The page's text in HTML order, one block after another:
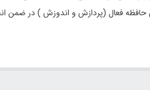
فعال (پردازش و اندوزش ) در ضمن